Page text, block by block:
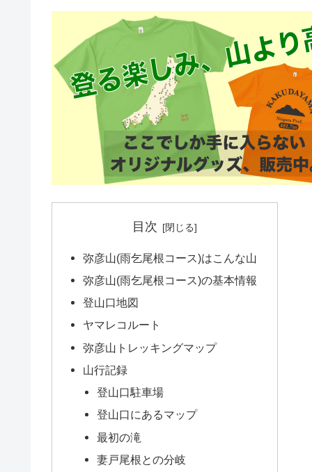
目次
弥彦山(雨乞尾根コース)はこんな山
弥彦山(雨乞尾根コース)の基本情報
登山口地図
ヤマレコルート
弥彦山トレッキングマップ
山行記録
登山口駐車場
登山口にあるマップ
最初の滝
妻戸尾根との分岐